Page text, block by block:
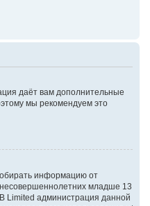
даёт вам дополнительные
мы рекомендуем это
информацию от
младше 13
Limited администрация данной